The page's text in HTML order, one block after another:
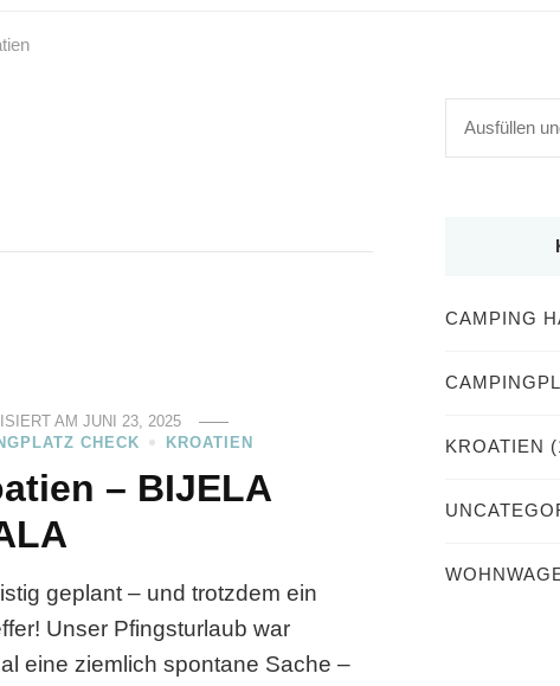
AM JUNI 23, 2025
CHECK
KROATIEN
– BIJELA
geplant – und trotzdem ein
Unser Pfingsturlaub war
eine ziemlich spontane Sache –
Suchst
du
CAMPING
KROATIEN